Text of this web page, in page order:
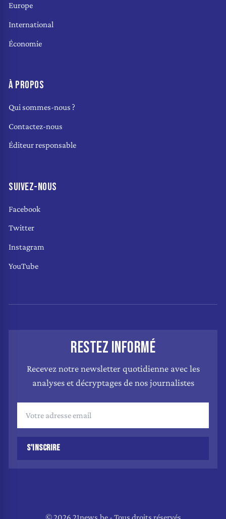
Europe
International
Économie
À PROPOS
Qui sommes-nous ?
Contactez-nous
Éditeur responsable
SUIVEZ-NOUS
Facebook
Twitter
Instagram
YouTube
RESTEZ INFORMÉ
Recevez notre newsletter quotidienne avec les
analyses et décryptages de nos journalistes
S'INSCRIRE
© 2026 21news.be - Tous droits réservés